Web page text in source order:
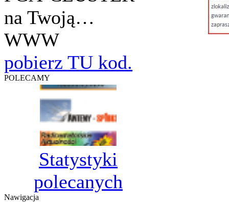
na Twoją…
WWW
pobierz TU kod.
POLECAMY
Statystyki
polecanych
Nawigacja